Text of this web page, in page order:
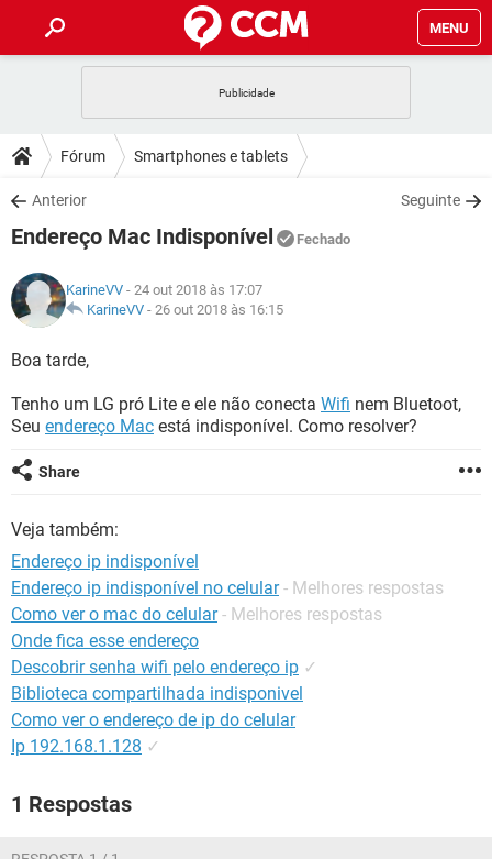
MENU
CELULAR FACEBOOK
OUTLOOK
INSTAGRAM GMAIL
GUIA DE COMPRAS
DICAS
JOGOS WHATSAPP
INSTAGRAM
GUIA DE COMPRAS
DOWNLOADS
JOGOS WHATSAPP
CELULAR
OUTLOOK EXCEL
INSTAGRAM
JOGOS
CELULAR
OUTLOOK
INSTAGRAM GMAIL
GLOSSÁRIO
OUTLOOK EXCEL
INSTAGRAM
Fórum Smartphones e tablets
Anterior Seguinte
Endereço Mac Indisponível Fechado
KarineVV - 24 out 2018 às 17:07
KarineVV - 26 out 2018 às 16:15
Boa tarde,
Tenho um LG pró Lite e ele não conecta Wifi nem Bluetoot,
Seu endereço Mac está indisponível. Como resolver?
Share
Veja também:
Endereço ip indisponível
Endereço ip indisponível no celular - Melhores respostas
Como ver o mac do celular - Melhores respostas
Onde fica esse endereço
Descobrir senha wifi pelo endereço ip ✓
Biblioteca compartilhada indisponivel
Como ver o endereço de ip do celular
Ip 192.168.1.128 ✓
1 Respostas